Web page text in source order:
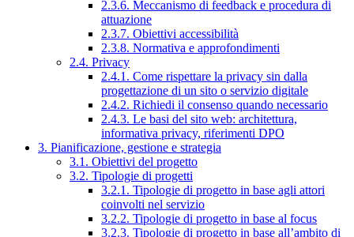
2.3.6. Meccanismo di feedback e procedura di
attuazione
2.3.7. Obiettivi accessibilità
2.3.8. Normativa e approfondimenti
2.4. Privacy
2.4.1. Come rispettare la privacy sin dalla
progettazione di un sito o servizio digitale
2.4.2. Richiedi il consenso quando necessario
2.4.3. Le basi del sito web: architettura,
informativa privacy, riferimenti DPO
3. Pianificazione, gestione e strategia
3.1. Obiettivi del progetto
3.2. Tipologie di progetti
3.2.1. Tipologie di progetto in base agli attori
coinvolti nel servizio
3.2.2. Tipologie di progetto in base al focus
3.2.3. Tipologie di progetto in base all’ambito di